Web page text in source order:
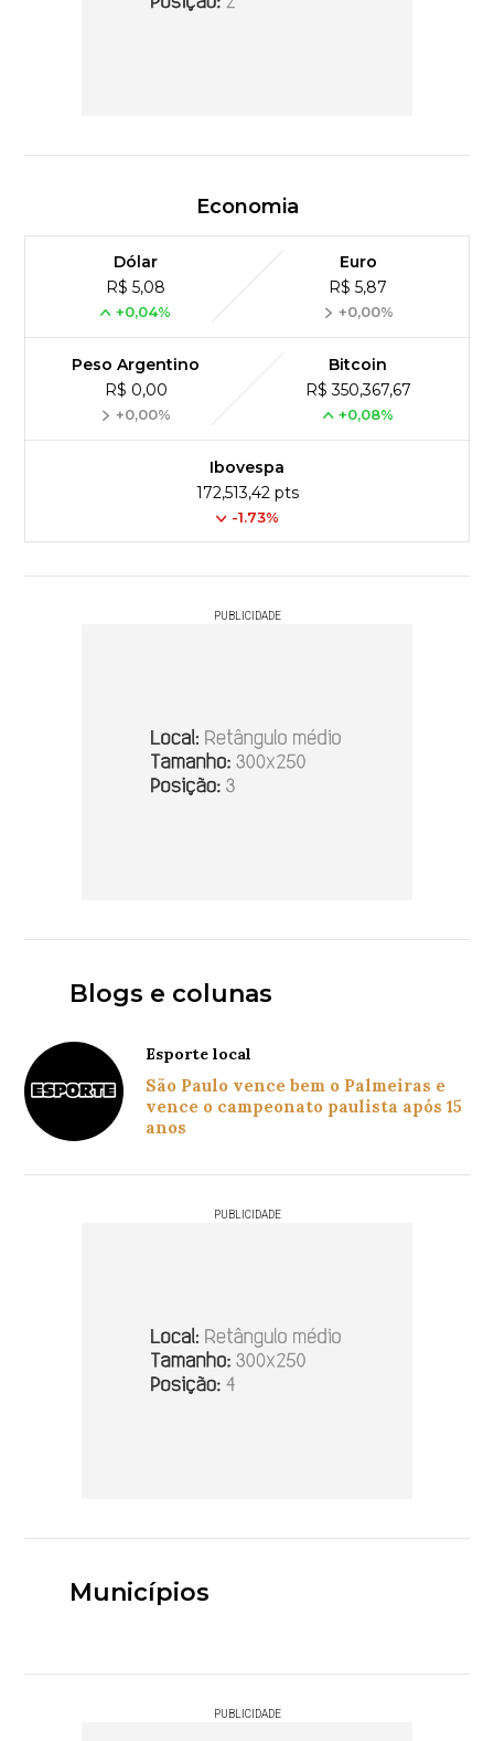
Economia
Dólar
R$ 5,08
+0,04%
Euro
R$ 5,87
+0,00%
Peso Argentino
R$ 0,00
+0,00%
Bitcoin
R$ 350,367,67
+0,08%
Ibovespa
172,513,42 pts
-1.73%
PUBLICIDADE
Blogs e colunas
Esporte local
São Paulo vence bem o Palmeiras e
vence o campeonato paulista após 15
anos
PUBLICIDADE
Municípios
PUBLICIDADE